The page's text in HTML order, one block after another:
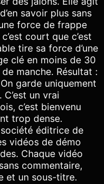
savoir plus sans
force de frappe
court que c’est
tire sa force d’une
clé en moins de 30
manche. Résultat :
garde uniquement
un vrai
c’est bienvenu
trop dense.
éditrice de
vidéos de démo
Chaque vidéo
commentaire,
et un sous-titre.